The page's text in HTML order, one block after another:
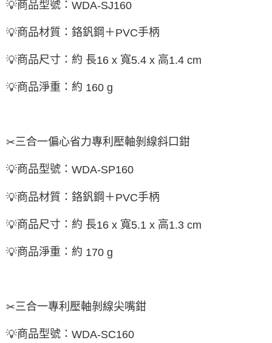
💡商品型號： WDA-SJ160
💡商品材質：鉻釩鋼＋PVC手柄
💡商品尺寸：約 長16 x 寬5.4 x 高1.4 cm
💡商品淨重：約 160 g
✂三合一偏心省力專利壓軸剝線斜口鉗
💡商品型號： WDA-SP160
💡商品材質：鉻釩鋼＋PVC手柄
💡商品尺寸：約 長16 x 寬5.1 x 高1.3 cm
💡商品淨重：約 170 g
✂三合一專利壓軸剝線尖嘴鉗
💡商品型號： WDA-SC160